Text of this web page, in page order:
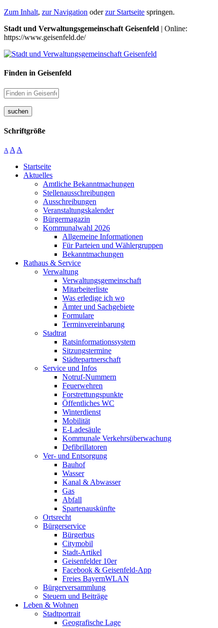
Zum Inhalt, zur Navigation oderzur Startseite springen.
Stadt und Verwaltungsgemeinschaft Geisenfeld | Online:
https://www.geisenfeld.de/
Finden in Geisenfeld
suchen
Schriftgröße
A A A
Startseite
Aktuelles
Amtliche Bekanntmachungen
Stellenausschreibungen
Ausschreibungen
Veranstaltungskalender
Bürgermagazin
Kommunalwahl 2026
Allgemeine Informationen
Für Parteien und Wählergruppen
Bekanntmachungen
Rathaus & Service
Verwaltung
Verwaltungsgemeinschaft
Mitarbeiterliste
Was erledige ich wo
Ämter und Sachgebiete
Formulare
Terminvereinbarung
Stadtrat
Ratsinformationssystem
Sitzungstermine
Städtepartnerschaft
Service und Infos
Notruf-Nummern
Feuerwehren
Forstrettungspunkte
Öffentliches WC
Winterdienst
Mobilität
E-Ladesäule
Kommunale Verkehrsüberwachung
Defibrillatoren
Ver- und Entsorgung
Bauhof
Wasser
Kanal & Abwasser
Gas
Abfall
Spartenauskünfte
Ortsrecht
Bürgerservice
Bürgerbus
Citymobil
Stadt-Artikel
Geisenfelder 10er
Facebook & Geisenfeld-App
Freies BayernWLAN
Bürgerversammlung
Steuern und Beiträge
Leben & Wohnen
Stadtportrait
Geografische Lage